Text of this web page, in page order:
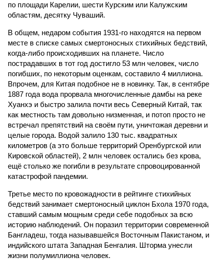
по площади Карелии, шести Курским или Калужским
областям, десятку Чуваший.
В общем, недаром события 1931-го находятся на первом
месте в списке самых смертоносных стихийных бедствий,
когда-либо происходивших на планете. Число
пострадавших в тот год достигло 53 млн человек, число
погибших, по некоторым оценкам, составило 4 миллиона.
Впрочем, для Китая подобное не в новинку. Так, в сентябре
1887 года вода прорвала многочисленные дамбы на реке
Хуанхэ и быстро залила почти весь Северный Китай, так
как местность там довольно низменная, и потоп просто не
встречал препятствий на своём пути, уничтожая деревни и
целые города. Водой залило 130 тыс. квадратных
километров (а это больше территорий Оренбургской или
Кировской областей), 2 млн человек остались без крова,
ещё столько же погибли в результате спровоцированной
катастрофой пандемии.
Третье место по кровожадности в рейтинге стихийных
бедствий занимает смертоносный циклон Бхола 1970 года,
ставший самым мощным среди себе подобных за всю
историю наблюдений. Он поразил территории современной
Бангладеш, тогда называвшейся Восточным Пакистаном, и
индийского штата Западная Бенгалия. Шторма унесли
жизни полумиллиона человек.